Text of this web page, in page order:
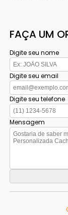
FAÇA UM
Digite seu nome
Digite seu email
Digite seu telefone
Mensagem